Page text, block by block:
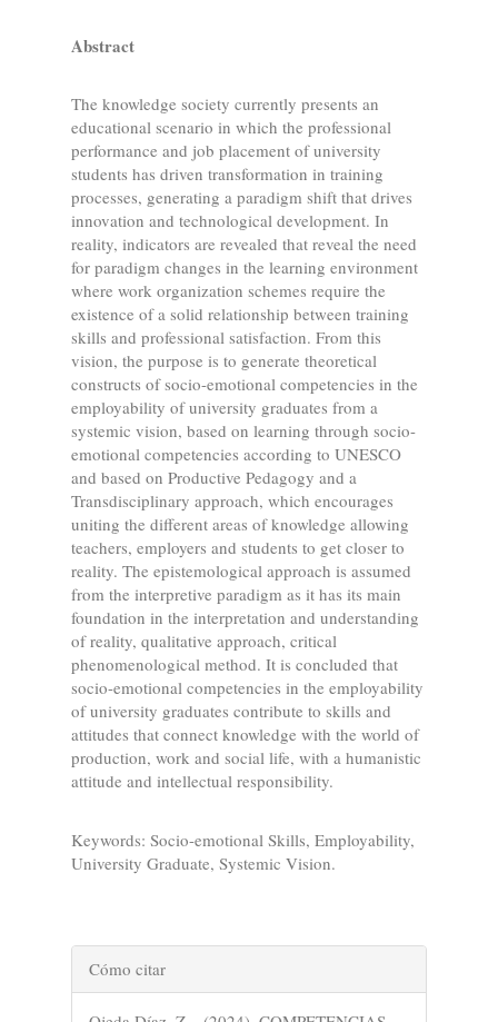
Abstract
The knowledge society currently presents an
educational scenario in which the professional
performance and job placement of university
students has driven transformation in training
processes, generating a paradigm shift that drives
innovation and technological development. In
reality, indicators are revealed that reveal the need
for paradigm changes in the learning environment
where work organization schemes require the
existence of a solid relationship between training
skills and professional satisfaction. From this
vision, the purpose is to generate theoretical
constructs of socio-emotional competencies in the
employability of university graduates from a
systemic vision, based on learning through socio-
emotional competencies according to UNESCO
and based on Productive Pedagogy and a
Transdisciplinary approach, which encourages
uniting the different areas of knowledge allowing
teachers, employers and students to get closer to
reality. The epistemological approach is assumed
from the interpretive paradigm as it has its main
foundation in the interpretation and understanding
of reality, qualitative approach, critical
phenomenological method. It is concluded that
socio-emotional competencies in the employability
of university graduates contribute to skills and
attitudes that connect knowledge with the world of
production, work and social life, with a humanistic
attitude and intellectual responsibility.
Keywords: Socio-emotional Skills, Employability,
University Graduate, Systemic Vision.
Detalles
del
Cómo citar